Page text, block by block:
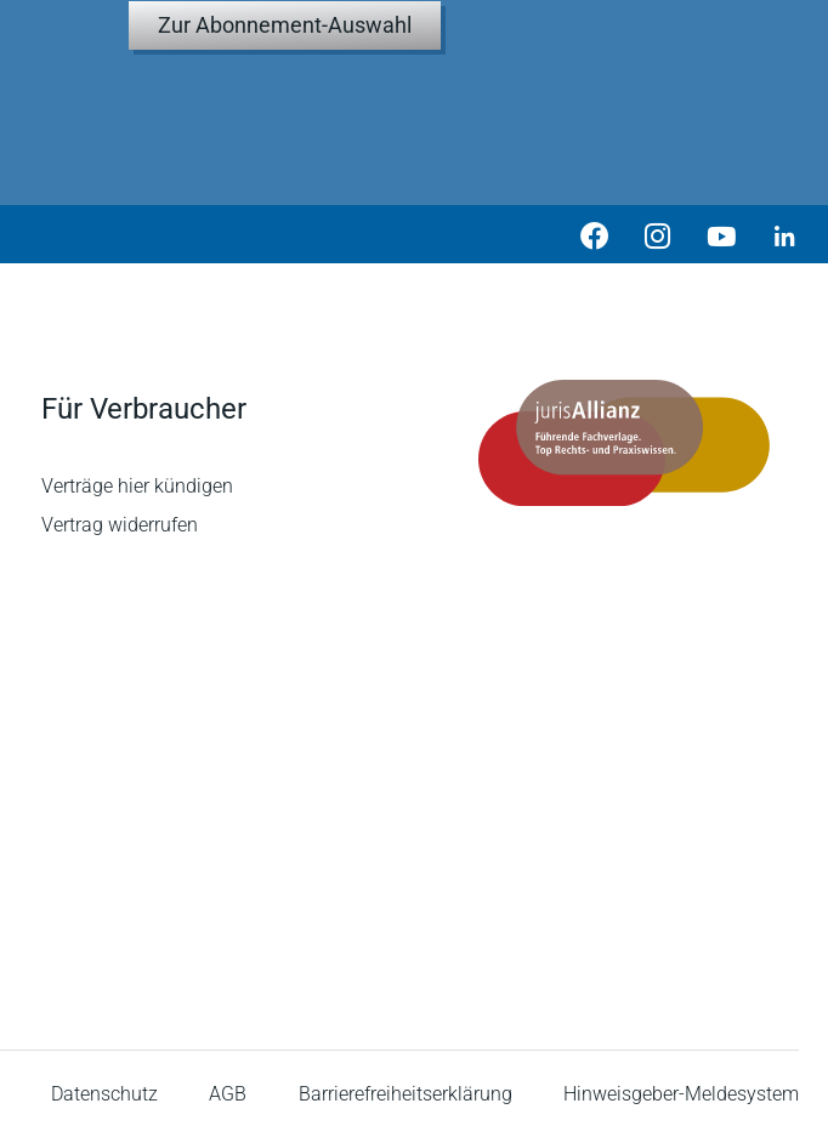
Zur Abonnement-Auswahl
Für Verbraucher
Verträge hier kündigen
Vertrag widerrufen
Datenschutz AGB Barrierefreiheitserklärung Hinweisgeber-Meldesystem